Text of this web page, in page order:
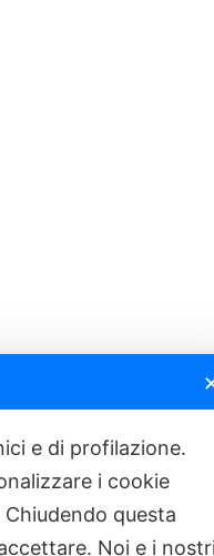
e di profilazione.
i cookie
questa
Noi e i